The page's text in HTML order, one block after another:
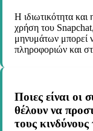
Η ιδιωτικότητα και
χρήση του
μηνυμάτων μπορεί
πληροφοριών και
Ποιες είναι οι
θέλουν να
τους